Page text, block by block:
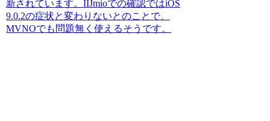
新されています。IIJmioでの確認ではiOS
9.0.2の症状と変わりないとのことで、
MVNOでも問題無く使えるそうです。